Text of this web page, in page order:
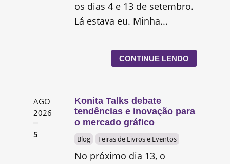
os dias 4 e 13 de setembro.
Lá estava eu. Minha...
CONTINUE LENDO
AGO
2026
5
Konita Talks debate
tendências e inovação para
o mercado gráfico
Blog Feiras de Livros e Eventos
No próximo dia 13, o